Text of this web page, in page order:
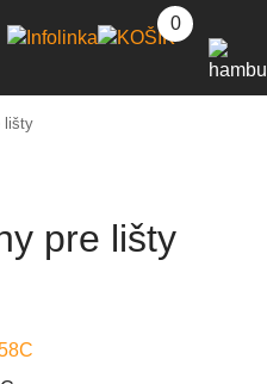
lišty
pre lišty
0